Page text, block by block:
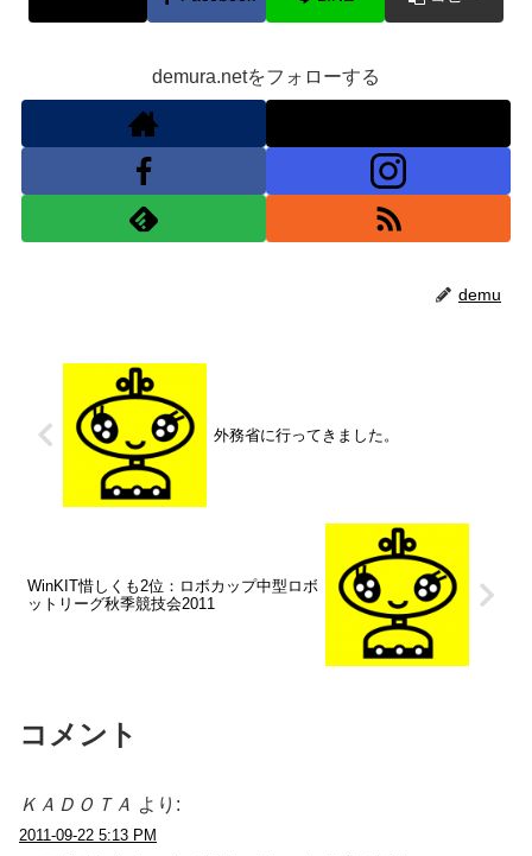
demura.netをフォローする
demu
外務省に行ってきました。
WinKIT惜しくも2位：ロボカップ中型ロボ
ットリーグ秋季競技会2011
コメント
ＫＡＤＯＴＡ より:
2011-09-22 5:13 PM